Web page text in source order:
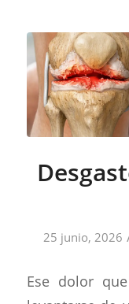
25 junio, 2026
Ese dolor